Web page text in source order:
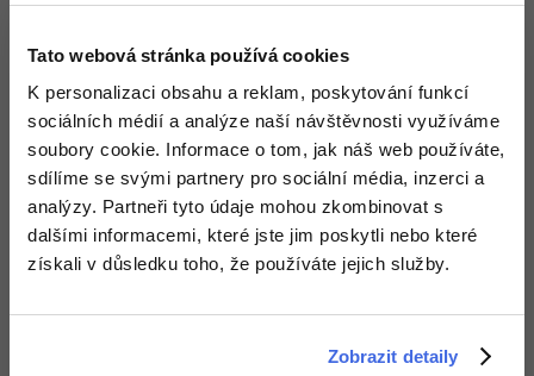
Tato webová stránka používá cookies
K personalizaci obsahu a reklam, poskytování funkcí
sociálních médií a analýze naší návštěvnosti využíváme
soubory cookie. Informace o tom, jak náš web používáte,
sdílíme se svými partnery pro sociální média, inzerci a
analýzy. Partneři tyto údaje mohou zkombinovat s
dalšími informacemi, které jste jim poskytli nebo které
získali v důsledku toho, že používáte jejich služby.
Zobrazit detaily
Práci získal už při studiu